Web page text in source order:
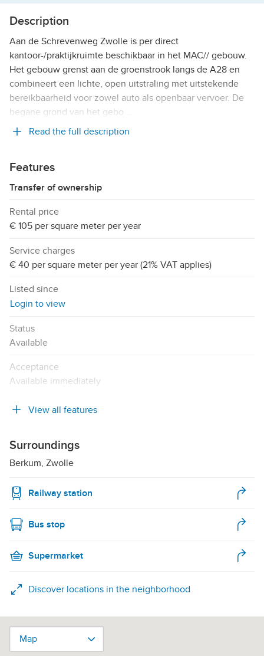
Description
Aan de Schrevenweg Zwolle is per direct
kantoor-/praktijkruimte beschikbaar in het MAC// gebouw.
Het gebouw grenst aan de groenstrook langs de A28 en
combineert een lichte, open uitstraling met uitstekende
bereikbaarheid voor zowel auto als openbaar vervoer. De
begane grond van het gebo …
Read the full description
Features
Transfer of ownership
Rental price
€ 105 per square meter per year
Service charges
€ 40 per square meter per year (21% VAT applies)
Listed since
Login to view
Status
Available
Acceptance
Available immediately
View all features
Surroundings
Berkum, Zwolle
Railway station
Bus stop
Supermarket
Discover locations in the neighborhood
Map
Map